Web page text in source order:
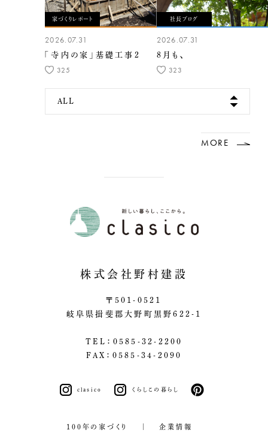
家づくりレポート
2026.07.31
「寺内の家」基礎工事2
325
社長ブログ
2026.07.31
8月も、
323
ALL
MORE
株式会社野村建設
〒501-0521
岐阜県揖斐郡大野町黒野622-1
TEL：0585-32-2200
FAX：0585-34-2090
clasico くらしこの暮らし
100年の家づくり 企業情報